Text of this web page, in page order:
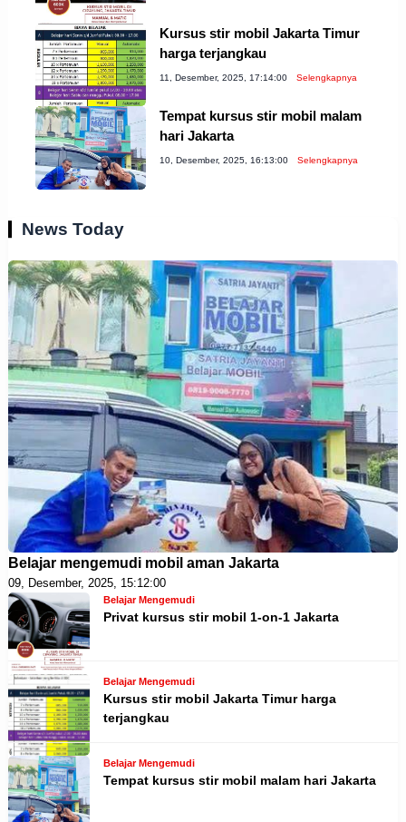
Kursus stir mobil Jakarta Timur
harga terjangkau
11, Desember, 2025, 17:14:00 Selengkapnya
Tempat kursus stir mobil malam
hari Jakarta
10, Desember, 2025, 16:13:00 Selengkapnya
News Today
Belajar mengemudi mobil aman Jakarta
09, Desember, 2025, 15:12:00
Belajar Mengemudi
Privat kursus stir mobil 1-on-1 Jakarta
Belajar Mengemudi
Kursus stir mobil Jakarta Timur harga
terjangkau
Belajar Mengemudi
Tempat kursus stir mobil malam hari Jakarta